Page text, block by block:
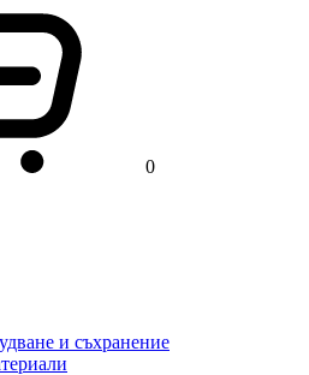
0
и съхранение